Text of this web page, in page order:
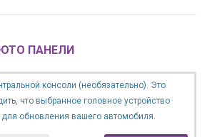
ПАНЕЛИ
консоли (необязательно). Это
что выбранное головное устройство
обновления вашего автомобиля.